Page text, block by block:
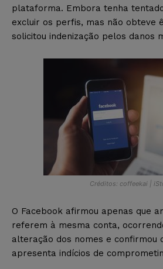
plataforma. Embora tenha
excluir os perfis, mas não obteve
solicitou indenização pelos danos
Créditos: coffeekai |
O Facebook afirmou apenas que
referem à mesma conta,
alteração dos nomes e confirmou
apresenta indícios de